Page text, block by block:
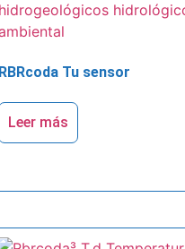
RBRcoda Tu sensor
Leer más